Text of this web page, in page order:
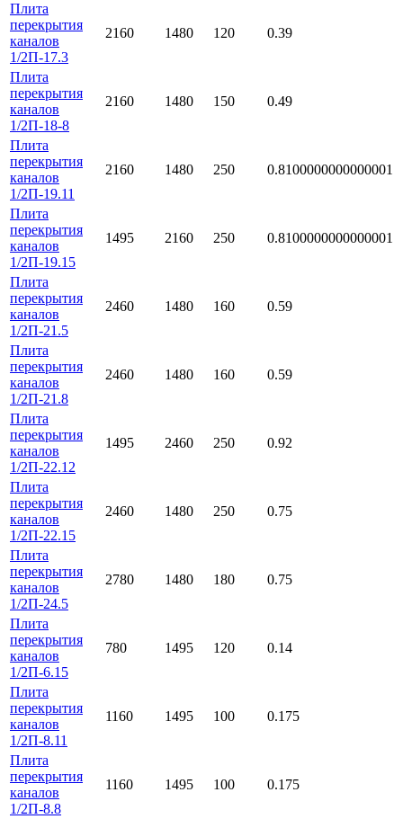
Плита
перекрытия
каналов
1/2П-17.3
2160 1480 120 0.39
Плита
перекрытия
каналов
1/2П-18-8
2160 1480 150 0.49
Плита
перекрытия
каналов
1/2П-19.11
2160 1480 250 0.8100000000000001
Плита
перекрытия
каналов
1/2П-19.15
1495 2160 250 0.8100000000000001
Плита
перекрытия
каналов
1/2П-21.5
2460 1480 160 0.59
Плита
перекрытия
каналов
1/2П-21.8
2460 1480 160 0.59
Плита
перекрытия
каналов
1/2П-22.12
1495 2460 250 0.92
Плита
перекрытия
каналов
1/2П-22.15
2460 1480 250 0.75
Плита
перекрытия
каналов
1/2П-24.5
2780 1480 180 0.75
Плита
перекрытия
каналов
1/2П-6.15
780 1495 120 0.14
Плита
перекрытия
каналов
1/2П-8.11
1160 1495 100 0.175
Плита
перекрытия
каналов
1/2П-8.8
1160 1495 100 0.175